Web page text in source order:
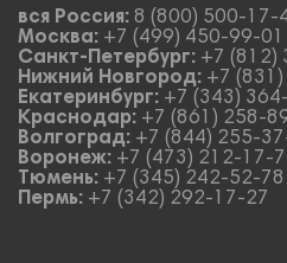
вся Россия: 8 (800) 500-17-
Москва: +7 (499) 450-99-01
Санкт-Петербург: +7 (812)
Нижний Новгород: +7
Екатеринбург: +7 (343)
Краснодар: +7 (861) 258-
Волгоград: +7 (844) 255-
Воронеж: +7 (473) 212-17-
Тюмень: +7 (345) 242-52-78
Пермь: +7 (342) 292-17-27